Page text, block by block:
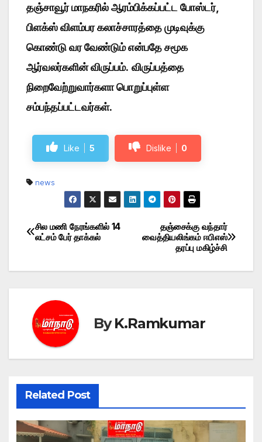
தஞ்சாவூர் மாநகரில் ஆரம்பிக்கப்பட்ட போஸ்டர்,
பிளக்ஸ் விளம்பர கலாச்சாரத்தை முடிவுக்கு
கொண்டு வர வேண்டும் என்பதே சமூக
ஆர்வலர்களின் விருப்பம். விருப்பத்தை
நிறைவேற்றுவார்களா பொறுப்புள்ள
சம்பந்தப்பட்டவர்கள்.
Like 5 Dislike 0
news
Post
தஞ்சைக்கு வந்தார்
வைத்தியலிங்கம் ஈபிஎஸ்
தரப்பு மகிழ்ச்சி
சில மணி நேரங்களில் 14
லட்சம் பேர் தாக்கல்
ByK.Ramkumar
Related Post